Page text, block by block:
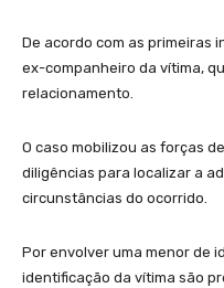
De acordo com as primeiras
ex-companheiro da vítima,
relacionamento.
O caso mobilizou as forças
diligências para localizar a
circunstâncias do ocorrido.
Por envolver uma menor de
identificação da vítima são